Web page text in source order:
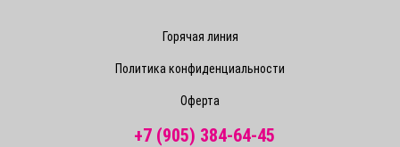
Горячая линия
Политика конфиденциальности
Оферта
+7 (905) 384-64-45